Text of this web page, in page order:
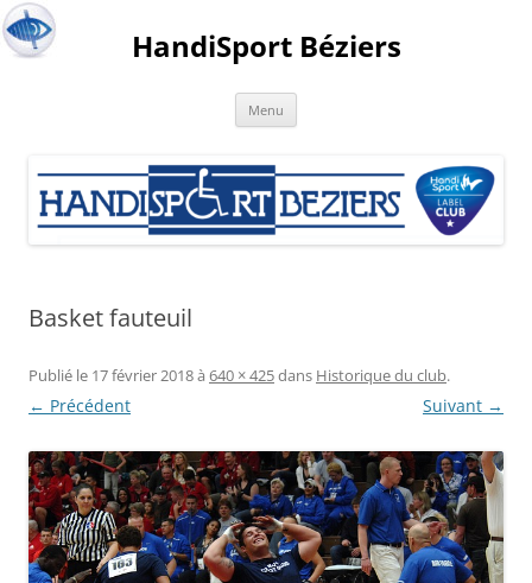
HandiSport Béziers
Menu
Basket fauteuil
Publié le 17 février 2018à 640 × 425dans Historique du club.
← Précédent Suivant →